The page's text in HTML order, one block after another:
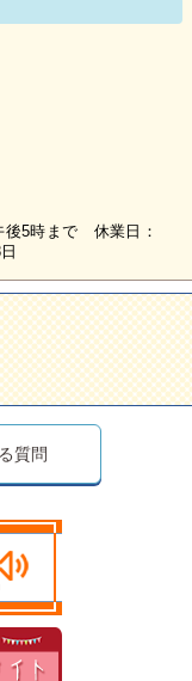
後5時まで 休業日：
質問